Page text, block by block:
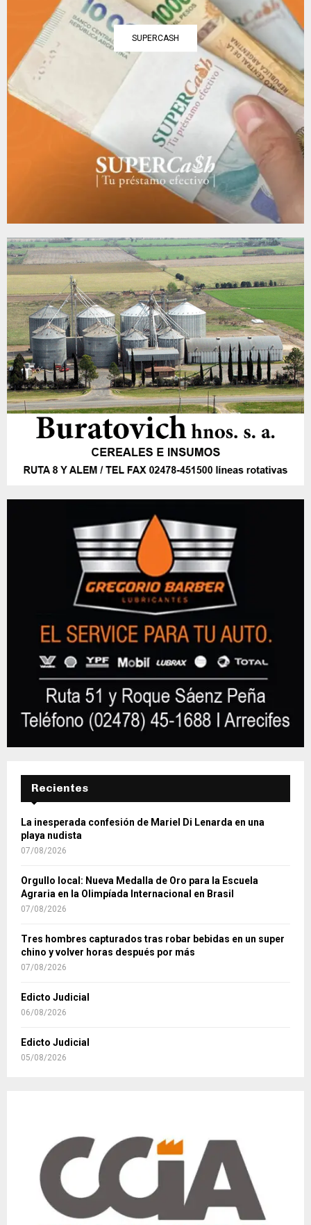
SUPERCASH
Recientes
La inesperada confesión de Mariel Di Lenarda en una
playa nudista
07/08/2026
Orgullo local: Nueva Medalla de Oro para la Escuela
Agraria en la Olimpíada Internacional en Brasil
07/08/2026
Tres hombres capturados tras robar bebidas en un super
chino y volver horas después por más
07/08/2026
Edicto Judicial
06/08/2026
Edicto Judicial
05/08/2026